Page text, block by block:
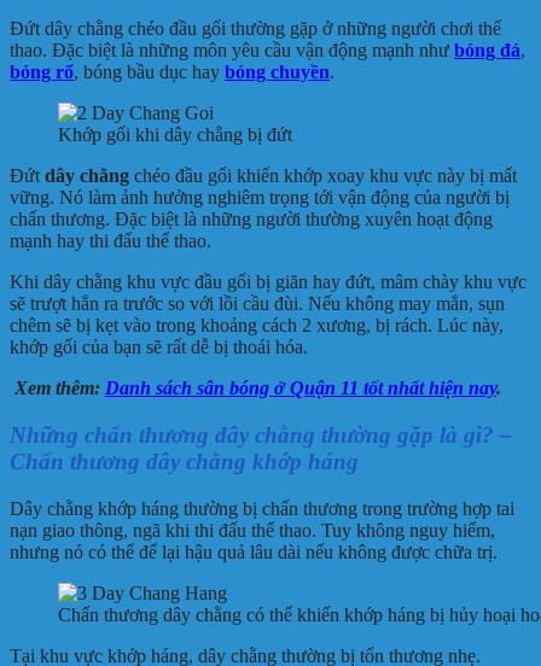
Đứt dây chằng chéo đầu gối thường gặp ở những người chơi thể
thao. Đặc biệt là những môn yêu cầu vận động mạnh như bóng đá,
bóng rổ, bóng bầu dục hay bóng chuyền.
Khớp gối khi dây chằng bị đứt
Đứt dây chằng chéo đầu gối khiến khớp xoay khu vực này bị mất
vững. Nó làm ảnh hưởng nghiêm trọng tới vận động của người bị
chấn thương. Đặc biệt là những người thường xuyên hoạt động
mạnh hay thi đấu thể thao.
Khi dây chằng khu vực đầu gối bị giãn hay đứt, mâm chày khu vực
sẽ trượt hẳn ra trước so với lồi cầu đùi. Nếu không may mắn, sụn
chêm sẽ bị kẹt vào trong khoảng cách 2 xương, bị rách. Lúc này,
khớp gối của bạn sẽ rất dễ bị thoái hóa.
Xem thêm: Danh sách sân bóng ở Quận 11 tốt nhất hiện nay.
Những chấn thương dây chằng thường gặp là gì? –
Chấn thương dây chằng khớp háng
Dây chằng khớp háng thường bị chấn thương trong trường hợp tai
nạn giao thông, ngã khi thi đấu thể thao. Tuy không nguy hiểm,
nhưng nó có thể để lại hậu quả lâu dài nếu không được chữa trị.
Chấn thương dây chằng có thể khiến khớp háng bị hủy hoại
Tại khu vực khớp háng, dây chằng thường bị tổn thương nhẹ.